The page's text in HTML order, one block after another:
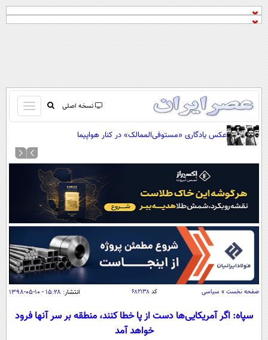
نسخه اصلی
باز
و
کردن
صفحه اول
آرشیو
نظرسنجی
آب و هوا
اوقات شرعی
پیوند ها
سواد زندگی
اقتصاد
اقتصادی
خودرو
جامعه
اجتماعی
ورزشی
عکس یادگاری «مستوفی‌الممالک» در کنار هواپیما
صفحه نخست » سیاسی کد ۶۸۲۱۳۸ انتشار: ۱۵:۲۸ - ۱۰-۰۵-۱۳۹۸
سپاه: اگر آمریکایی‌ها دست از پا خطا کنند، منطقه بر سر آنها فرود
خواهد آمد